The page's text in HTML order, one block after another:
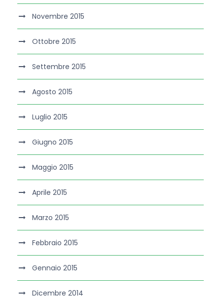
Novembre 2015
Ottobre 2015
Settembre 2015
Agosto 2015
Luglio 2015
Giugno 2015
Maggio 2015
Aprile 2015
Marzo 2015
Febbraio 2015
Gennaio 2015
Dicembre 2014